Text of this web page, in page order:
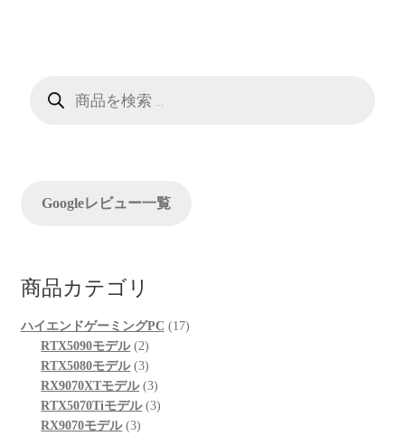
ー
ンGoogleレビュー一覧
商品カテゴリ
ハイエンドゲーミングPC 1717
RTX5090モデル 22
個
の
商
RTX5080モデル 33
個
の
RX9070XTモデル 33
個
RTX5070Tiモデル 33
RX9070モデル 33